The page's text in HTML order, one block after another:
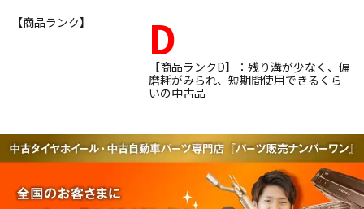
【商品ランク】
D
【商品ランクD】：残り溝が少なく、偏
磨耗がみられ、短期間使用できるくら
いの中古品